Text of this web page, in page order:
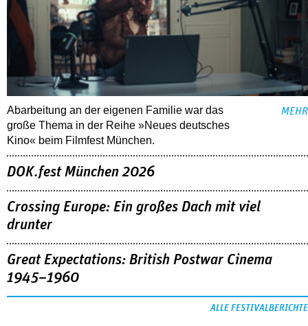
Abarbeitung an der eigenen Familie war das
große Thema in der Reihe »Neues deutsches
Kino« beim Filmfest München.
MEHR
DOK.fest München 2026
Crossing Europe: Ein großes Dach mit viel
drunter
Great Expectations: British Postwar Cinema
1945–1960
ALLE FESTIVALBERICHTE